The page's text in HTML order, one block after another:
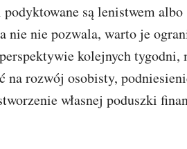
są lenistwem
nie nie pozwala, warto je
kolejnych tygodni,
na rozwój osobisty,
własnej poduszki